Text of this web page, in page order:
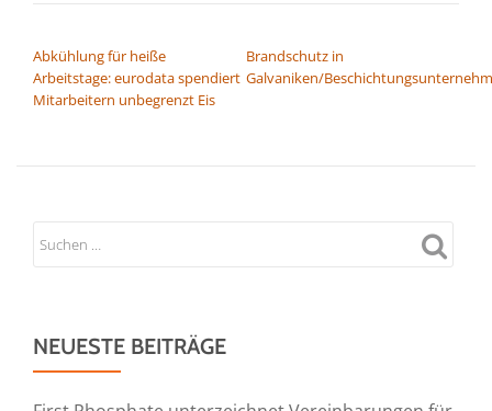
Abkühlung für heiße
Arbeitstage: eurodata spendiert
Mitarbeitern unbegrenzt Eis
Brandschutz in
Galvaniken/
NEUESTE BEITRÄGE